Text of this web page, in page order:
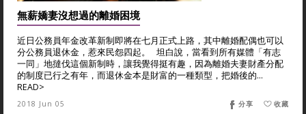
無薪嬌妻沒想過的離婚困境
近日公務員年金改革新制即將在七月正式上路，其中離婚配偶也可以
分公務員退休金，惹來民怨四起。 坦白說，當看到所有媒體「有志
一同」地撻伐這個新制時，讓我覺得挺有趣，因為離婚夫妻財產分配
的制度已行之有年，而退休金本是財富的一種類型，把婚後的...
READ>
2018 Jun 05 收藏
分享